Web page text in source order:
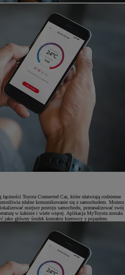
Toyota Connected Car, które ułatwiają codzienne
zdalne komunikowanie się z samochodem. Możesz
miejsce postoju samochodu, przeanalizować swój
w kabinie i wiele więcej. Aplikacja MyToyota została
jako główny środek kontaktu kierowcy z pojazdem.